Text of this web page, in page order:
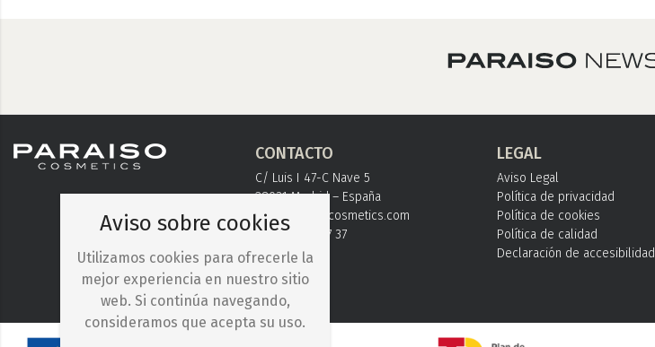
CONTACTO
C/ Luis I 47-C Nave 5
28031 Madrid – España
info@paraisocosmetics.com
+ 34 91 778 37 37
LEGAL
Aviso Legal
Política de privacidad
Política de cookies
Política de calidad
Declaración de accesibilidad
Aviso sobre cookies
Utilizamos cookies para ofrecerle la
mejor experiencia en nuestro sitio
web. Si continúa navegando,
consideramos que acepta su uso.